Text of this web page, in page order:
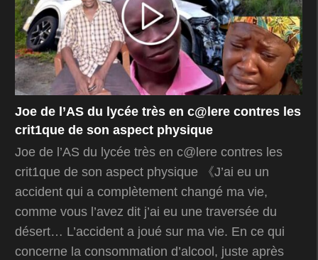
Joe de l’AS du lycée très en c@lere contres les
crit1que de son aspect physique
Joe de l’AS du lycée très en c@lere contres les
crit1que de son aspect physique 《J’ai eu un
accident qui a complètement changé ma vie,
comme vous l’avez dit j’ai eu une traversée du
désert… L’accident a joué sur ma vie. En ce qui
concerne la consommation d’alcool, juste après